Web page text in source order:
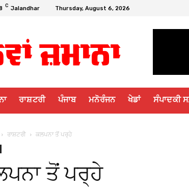
C Jalandhar Thursday, August 6, 2026
ਰਾਸ਼ਟਰੀ ਪੰਜਾਬ ਮਨੋਰੰਜਨ ਖੇਡਾਂ ਸੰਪਾਦਕੀ
ਰਾਸ਼ਟਰੀ ਕਲਪਨਾ ਤੋਂ ਪਰ੍ਹੇ
ਤੋਂ ਪਰ੍ਹੇ